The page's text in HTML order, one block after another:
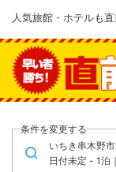
人気旅館・ホテルも
条件を変更する
いちき串木野市
日付未定 - 1泊